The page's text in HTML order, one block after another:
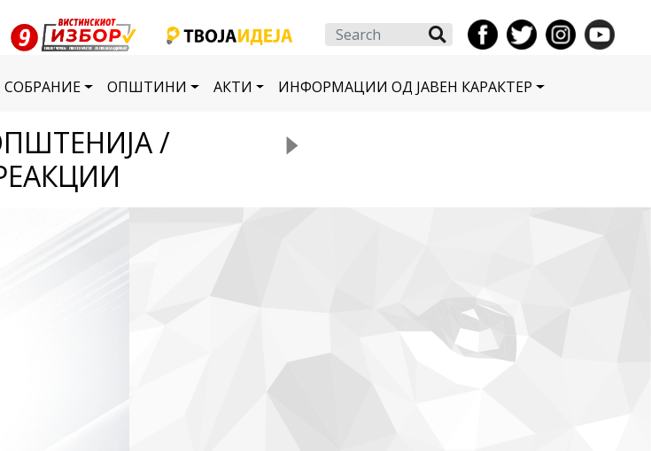
Search
СОБРАНИЕ ОПШТИНИ АКТИ ИНФОРМАЦИИ ОД ЈАВЕН КАРАКТЕР
/